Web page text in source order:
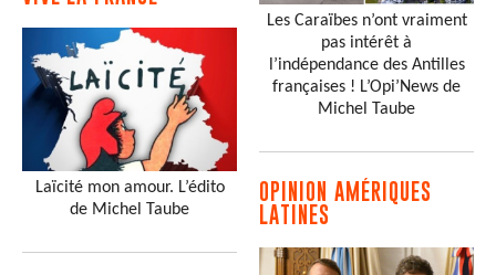
Laïcité mon amour. L’édito
de Michel Taube
Les Caraïbes n’ont vraiment
pas intérêt à
l’indépendance des Antilles
françaises ! L’Opi’News de
Michel Taube
OPINION AMÉRIQUES
LATINES